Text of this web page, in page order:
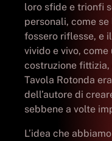
loro sfide e trionfi
personali, come
fossero riflesse, e
vivido e vivo, come
costruzione
Tavola Rotonda
dell’autore di
sebbene a volte
L’idea che